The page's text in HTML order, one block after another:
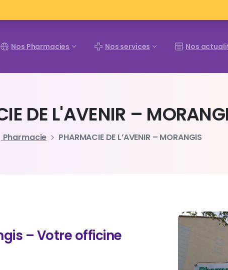
Nos Pharmacies Nos services Nos
DE L'AVENIR –
Pharmacie PHARMACIE DE L’AVENIR – MORANGIS
– Votre officine